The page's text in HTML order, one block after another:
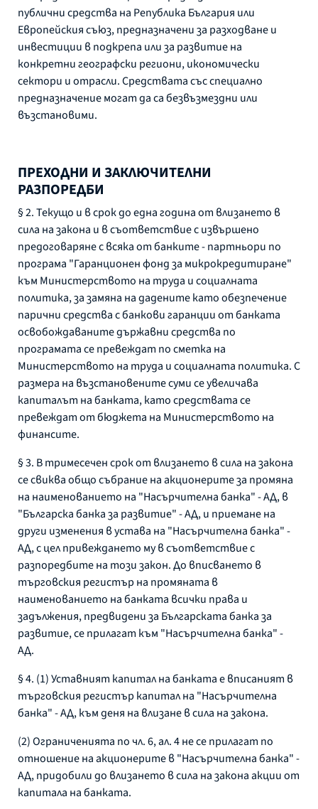
публични средства на Република България или
Европейския съюз, предназначени за разходване и
инвестиции в подкрепа или за развитие на
конкретни географски региони, икономически
сектори и отрасли. Средствата със специално
предназначение могат да са безвъзмездни или
възстановими.
ПРЕХОДНИ И ЗАКЛЮЧИТЕЛНИ
РАЗПОРЕДБИ
§ 2. Текущо и в срок до една година от влизането в
сила на закона и в съответствие с извършено
предоговаряне с всяка от банките - партньори по
програма "Гаранционен фонд за микрокредитиране"
към Министерството на труда и социалната
политика, за замяна на дадените като обезпечение
парични средства с банкови гаранции от банката
освобождаваните държавни средства по
програмата се превеждат по сметка на
Министерството на труда и социалната политика. С
размера на възстановените суми се увеличава
капиталът на банката, като средствата се
превеждат от бюджета на Министерството на
финансите.
§ 3. В тримесечен срок от влизането в сила на закона
се свиква общо събрание на акционерите за промяна
на наименованието на "Насърчителна банка" - АД, в
"Българска банка за развитие" - АД, и приемане на
други изменения в устава на "Насърчителна банка" -
АД, с цел привеждането му в съответствие с
разпоредбите на този закон. До вписването в
търговския регистър на промяната в
наименованието на банката всички права и
задължения, предвидени за Българската банка за
развитие, се прилагат към "Насърчителна банка" -
АД.
§ 4. (1) Уставният капитал на банката е вписаният в
търговския регистър капитал на "Насърчителна
банка" - АД, към деня на влизане в сила на закона.
(2) Ограниченията по чл. 6, ал. 4 не се прилагат по
отношение на акционерите в "Насърчителна банка" -
АД, придобили до влизането в сила на закона акции от
капитала на банката.